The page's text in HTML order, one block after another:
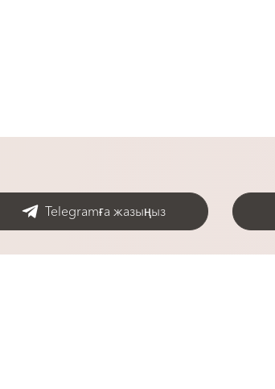
Telegramға жазыңыз